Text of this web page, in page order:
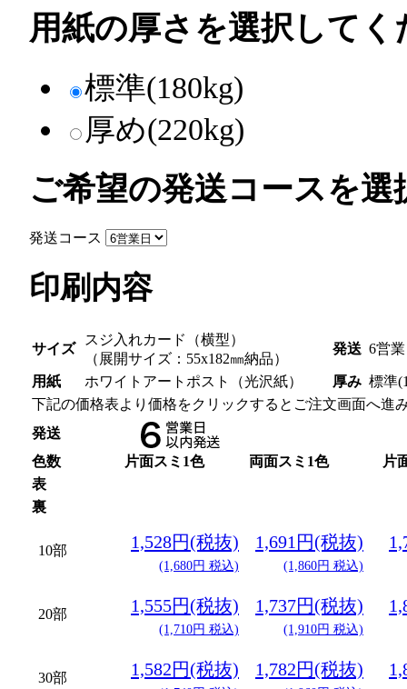
用紙の厚さを選択してく
標準(180kg)
厚め(220kg)
ご希望の発送コースを
発送コース
印刷内容
サイズ
スジ入れカード（横型）
（展開サイズ：55x182㎜納品）
発送 6営
用紙 ホワイトアートポスト（光沢紙） 厚み 標準
下記の価格表より価格をクリックするとご注文画面へ進
発送
色数
片面スミ1色 両面スミ1色
片
表
裏
10部 1,528円(税抜)
(1,680円 税込)
1,691円(税抜)
(1,860円 税込)
20部 1,555円(税抜)
(1,710円 税込)
1,737円(税抜)
(1,910円 税込)
30部 1,582円(税抜) 1,782円(税抜)